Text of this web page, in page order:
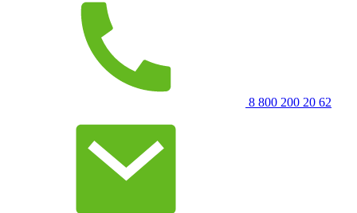
8 800 200 20 62